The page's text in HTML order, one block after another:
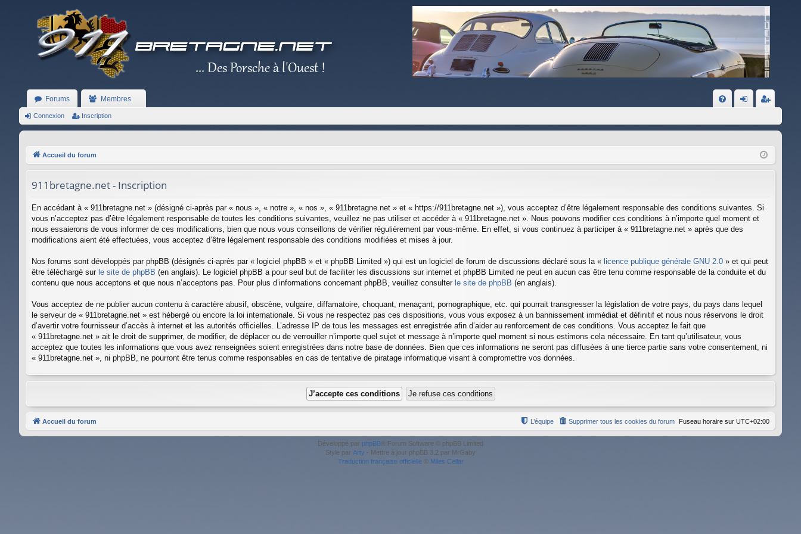
Forums Membres
on
pti
on
Connexion Inscription
Accueil du forum
911bretagne.net - Inscription
En accédant à « 911bretagne.net » (désigné ci-après par « nous », « notre », « nos », « 911bretagne.net » et « https://911bretagne.net »), vous acceptez d’être légalement responsable des conditions suivantes. Si
vous n’acceptez pas d’être légalement responsable de toutes les conditions suivantes, veuillez ne pas utiliser et accéder à « 911bretagne.net ». Nous pouvons modifier ces conditions à n’importe quel moment et
nous essaierons de vous informer de ces modifications, bien que nous vous conseillons de vérifier régulièrement par vous-même. En effet, si vous continuez à participer à « 911bretagne.net » après que des
modifications aient été effectuées, vous acceptez d’être légalement responsable des conditions modifiées et mises à jour.
Nos forums sont développés par phpBB (désignés ci-après par « logiciel phpBB » et « phpBB Limited ») qui est un logiciel de forum de discussions déclaré sous la « licence publique générale GNU 2.0 » et qui peut
être téléchargé sur le site de phpBB (en anglais). Le logiciel phpBB a pour seul but de faciliter les discussions sur internet et phpBB Limited ne peut en aucun cas être tenu comme responsable de la conduite et du
contenu que nous acceptons et que nous n’acceptons pas. Pour plus d’informations concernant phpBB, veuillez consulter le site de phpBB (en anglais).
Vous acceptez de ne publier aucun contenu à caractère abusif, obscène, vulgaire, diffamatoire, choquant, menaçant, pornographique, etc. qui pourrait transgresser la législation de votre pays, du pays dans lequel
le serveur de « 911bretagne.net » est hébergé ou encore la loi internationale. Si vous ne respectez pas ces dispositions, vous vous exposez à un bannissement immédiat et définitif et nous nous réservons le droit
d’avertir votre fournisseur d’accès à internet et les autorités officielles. L’adresse IP de tous les messages est enregistrée afin d’aider au renforcement de ces conditions. Vous acceptez le fait que
« 911bretagne.net » ait le droit de supprimer, de modifier, de déplacer ou de verrouiller n’importe quel sujet et message à n’importe quel moment si nous estimons cela nécessaire. En tant qu’utilisateur, vous
acceptez que toutes les informations que vous avez renseignées soient enregistrées dans notre base de données. Bien que ces informations ne seront pas diffusées à une tierce partie sans votre consentement, ni
« 911bretagne.net », ni phpBB, ne pourront être tenus comme responsables en cas de tentative de piratage informatique visant à compromettre vos données.
Accueil du forum Fuseau horaire sur UTC+02:00
Supprimer tous les cookies du forum
L’équipe
Développé par phpBB® Forum Software © phpBB Limited
Style par Arty - Mettre à jour phpBB 3.2 par MrGaby
Traduction française officielle© Miles Cellar